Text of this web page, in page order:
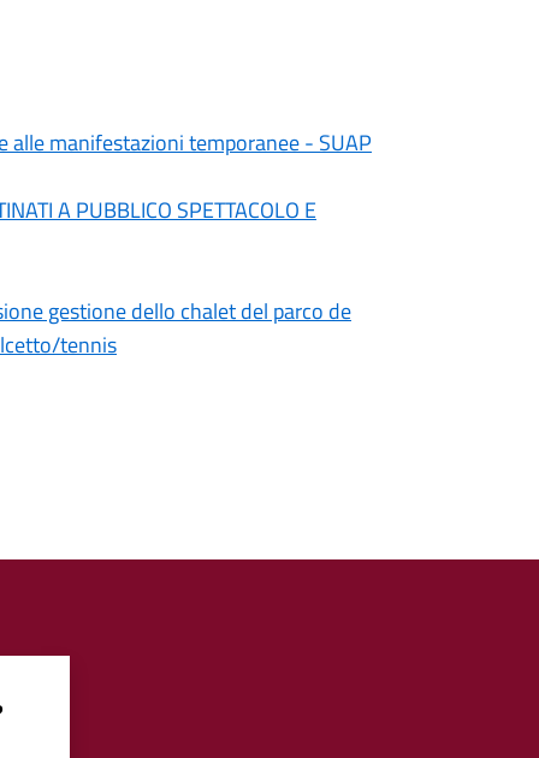
alle manifestazioni temporanee - SUAP
A PUBBLICO SPETTACOLO E
gestione dello chalet del parco de
tennis